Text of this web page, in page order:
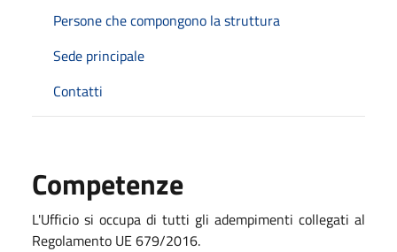
Persone che compongono la struttura
Sede principale
Contatti
Competenze
L'Ufficio si occupa di tutti gli adempimenti collegati al
Regolamento UE 679/2016.